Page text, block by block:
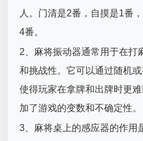
人。门清是2番，自摸是1番
4番。
2、麻将振动器通常用于在打
和挑战性。它可以通过随机
使得玩家在拿牌和出牌时更
加了游戏的变数和不确定性。
3、麻将桌上的感应器的作用